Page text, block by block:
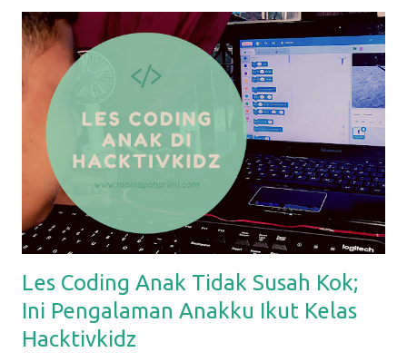
lakukan, dan bisa Mamah coba lakukan juga. Life Hack #1: Dry
Erase Sheet di Kulkas Dry erase sheet yang aku maksud disini
adalah media apapun untuk menulis : bisa papan tulis, atau
kertas memo. Kebetulan yang aku pakai adalah kertas yang
sudah dilaminating . Sebelumnya, aku bikin desain sederhana di
aplikasi Canva, lalu aku print dan laminating, sehingga bisa
ditulisi dengan spidol dan dihapus. Kertas ini kemudian aku t...
Les Coding Anak Tidak Susah Kok;
Ini Pengalaman Anakku Ikut Kelas
Hacktivkidz